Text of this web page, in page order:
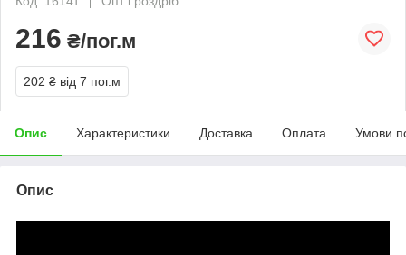
216 ₴/пог.м
202 ₴ від 7 пог.м
Опис Характеристики Доставка Оплата Умови
Опис